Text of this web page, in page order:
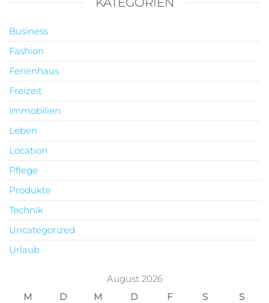
Business
Fashion
Ferienhaus
Freizeit
Immobilien
Leben
Location
Pflege
Produkte
Technik
Uncategorized
Urlaub
August 2026
M
D M D F S S